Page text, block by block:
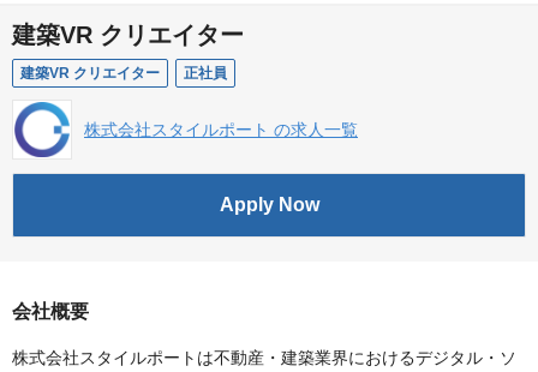
建築VR クリエイター
建築VR クリエイター 正社員
株式会社スタイルポート の求人一覧
Apply Now
会社概要
株式会社スタイルポートは不動産・建築業界におけるデジタル・ソ